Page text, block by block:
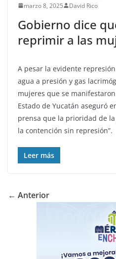
marzo 8, 2025 David Rico
Gobierno dice
reprimir a las
A pesar la evidente
agua a presión y gas
mujeres que se
Estado de Yucatán aseguró
prensa que la prioridad de
la contención sin represión”.
Leer más
← Anterior